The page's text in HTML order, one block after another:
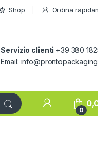
Shop Ordina
Servizio clienti +39 380
Email:
My
0